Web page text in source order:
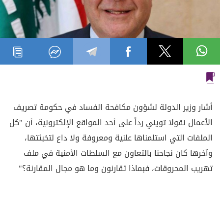
أشار وزير الدولة لشؤون مكافحة الفساد في حكومة تصريف
الأعمال نقولا تويني رداً على أحد المواقع الإلكترونية، أن "كل
الملفات التي استلمناها علنية ومعروفة ولا داع لتخبئتها،
وآخرها كان نجاحنا بالتعاون مع السلطات الأمنية في ملف
تهريب المحروقات، فبماذا تقارنون وما هو مجال المقارنة؟"